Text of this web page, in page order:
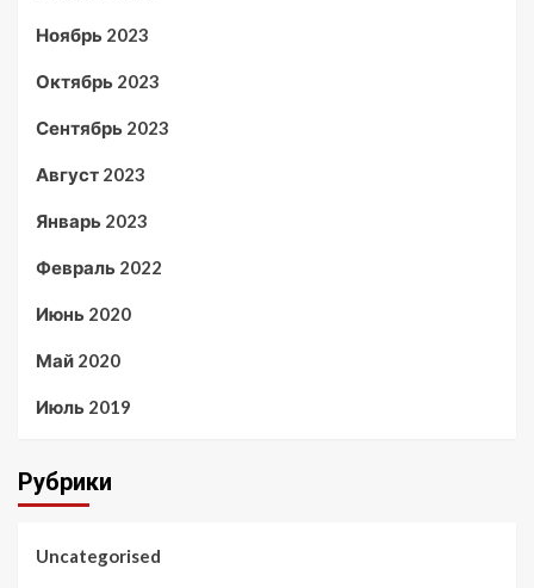
Ноябрь 2023
Октябрь 2023
Сентябрь 2023
Август 2023
Январь 2023
Февраль 2022
Июнь 2020
Май 2020
Июль 2019
Рубрики
Uncategorised